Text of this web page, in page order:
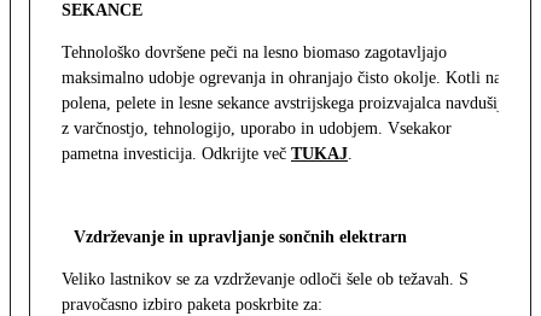
SEKANCE
Tehnološko dovršene peči na lesno biomaso zagotavljajo
maksimalno udobje ogrevanja in ohranjajo čisto okolje. Kotli na
polena, pelete in lesne sekance avstrijskega proizvajalca navdušijo
z varčnostjo, tehnologijo, uporabo in udobjem. Vsekakor
pametna investicija. Odkrijte več TUKAJ.
Vzdrževanje in upravljanje sončnih elektrarn
Veliko lastnikov se za vzdrževanje odloči šele ob težavah. S
pravočasno izbiro paketa poskrbite za: